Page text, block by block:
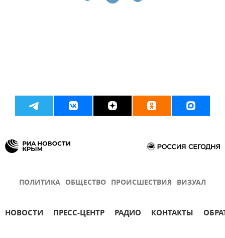
ПОЛИТИКА ОБЩЕСТВО ПРОИСШЕСТВИЯ ВИЗУАЛ
НОВОСТИ ПРЕСС-ЦЕНТР РАДИО КОНТАКТЫ